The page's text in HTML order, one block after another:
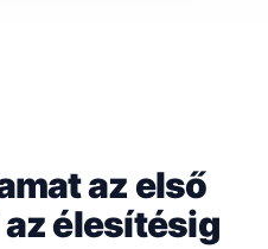
az első
élesítésig